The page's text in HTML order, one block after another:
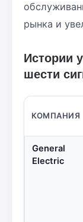
рынка и
Истории
шести
КОМПАНИЯ
General
Electric